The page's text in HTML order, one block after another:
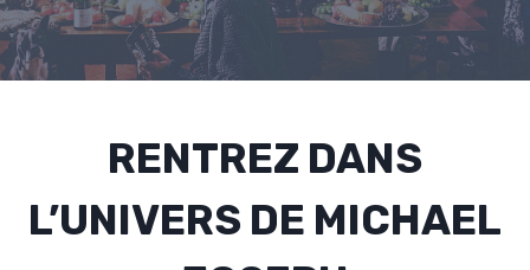
RENTREZ DANS
L’UNIVERS DE MICHAEL